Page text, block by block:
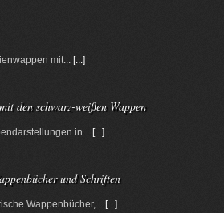
mit... [...]
den schwarz-weißen Wappen
in... [...]
und Schriften
Wappenbücher,... [...]